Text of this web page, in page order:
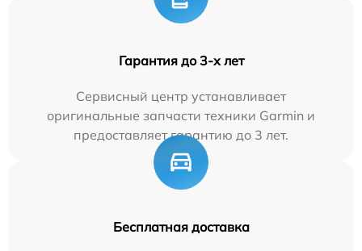
Гарантия до 3-х лет
Сервисный центр устанавливает
оригинальные запчасти техники Garmin и
предоставляет гарантию до 3 лет.
Бесплатная доставка